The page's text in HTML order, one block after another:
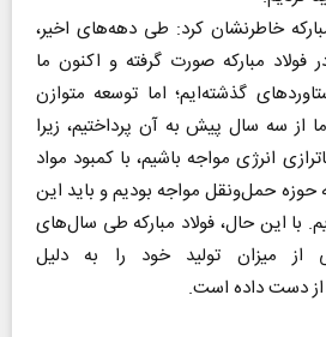
خاطرنشان کرد: طی دهه‌های اخیر،
فولاد مبارکه صورت گرفته و اکنون ما
گذشته‌ایم؛ اما توسعه متوازن
سه سال پیش به آن پرداختیم، زیرا
انرژی مواجه باشیم، با کمبود مواد
حوزه حمل‌ونقل مواجه بودیم و باید این
با این حال، فولاد مبارکه طی سال‌های
از میزان تولید خود را به دلیل
دست داده است.